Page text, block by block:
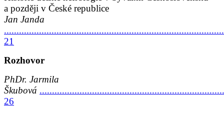
a později v České republice
Jan Janda
21
Rozhovor
PhDr. Jarmila
Škubová
26